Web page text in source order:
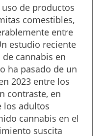
de productos
comestibles,
entre
estudio reciente
cannabis en
ha pasado de un
2023 entre los
contraste, en
los adultos
cannabis en el
suscita